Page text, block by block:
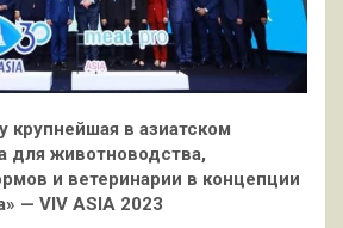
крупнейшая в азиатском
для животноводства,
и ветеринарии в концепции
— VIV ASIA 2023